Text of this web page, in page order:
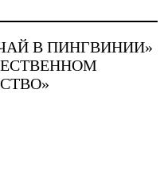
В ПИНГВИНИИ»